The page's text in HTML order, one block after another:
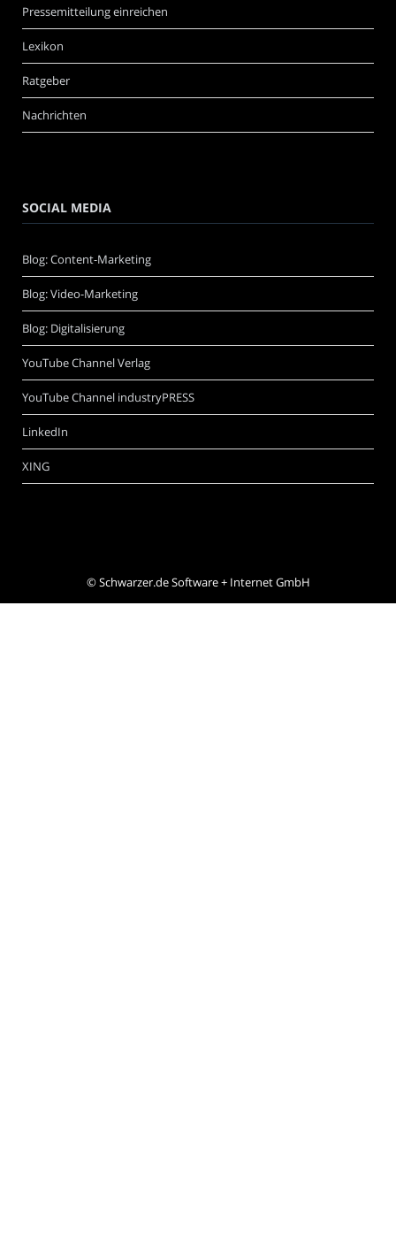
Pressemitteilung einreichen
Lexikon
Ratgeber
Nachrichten
SOCIAL MEDIA
Blog: Content-Marketing
Blog: Video-Marketing
Blog: Digitalisierung
YouTube Channel Verlag
YouTube Channel industryPRESS
LinkedIn
XING
©Schwarzer.de Software + Internet GmbH